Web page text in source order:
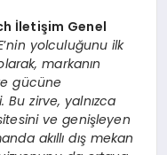
İletişim Genel
’nin yolculuğunu ilk
markanın
gücüne
zirve, yalnızca
ve genişleyen
akıllı dış mekan